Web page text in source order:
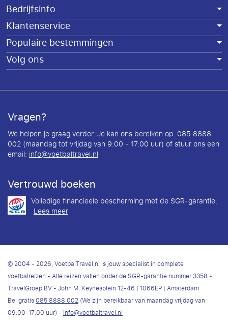
Bedrijfsinfo
Klantenservice
Populaire bestemmingen
Volg ons
Vragen?
We helpen je graag verder. Je kan ons bereiken op: 085 8888
002 (maandag tot vrijdag van 9:00 - 17:00 uur) of stuur ons een
email: info@voetbaltravel.nl
Vertrouwd boeken
Volledige financieele bescherming met de SGR-garantie.
Lees meer
© 2004 - 2026, VoetbalTravel.nl is jouw specialist in complete
voetbalreizen - Alle reizen vallen onder de SGR-garantie nummer 3358 -
TravelGroep BV - John M. Keynesplein 12-46 | 1066EP | Amsterdam
Bel gratis085 8888 002(We zijn bereikbaar van maandag vrijdag van
09:00–17:00 uur) -info@voetbaltravel.nl